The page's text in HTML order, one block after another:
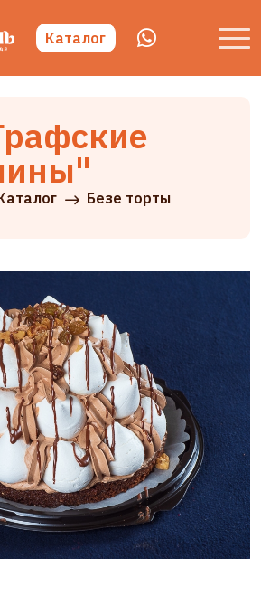
Каталог
Безе торты